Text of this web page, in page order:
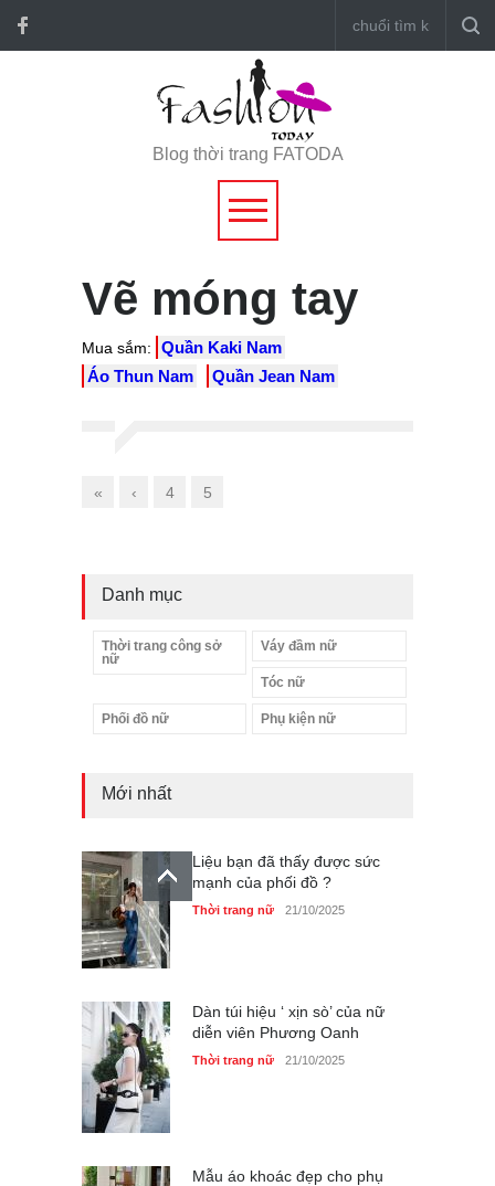
Blog thời trang FATODA
Vẽ móng tay
Mua sắm:
Quần Kaki Nam
Áo Thun Nam
Quần Jean Nam
« ‹ 4 5
Danh mục
Thời trang công sở
nữ
Váy đầm nữ
Tóc nữ
Phối đồ nữ Phụ kiện nữ
Mới nhất
Liệu bạn đã thấy được sức
mạnh của phối đồ ?
Thời trang nữ 21/10/2025
Dàn túi hiệu ‘ xịn sò’ của nữ
diễn viên Phương Oanh
Thời trang nữ 21/10/2025
Mẫu áo khoác đẹp cho phụ